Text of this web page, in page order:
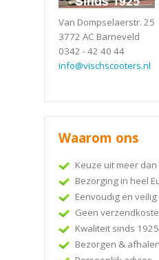
Van Dompselaerstr. 25
3772 AC Barneveld
0342 - 42 40 44
info@vischscooters.nl
Waarom ons
Keuze uit meer
Bezorging in heel
Eenvoudig en
Geen
Kwaliteit sinds 1925
Bezorgen & afhalen